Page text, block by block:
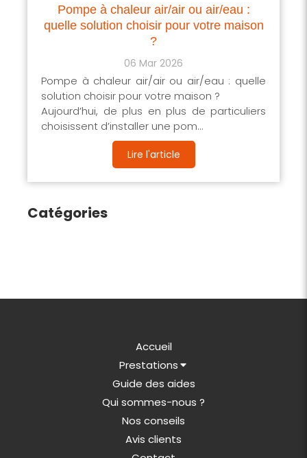
Pompe à chaleur air/air ou air/eau :
quelle solution choisir pour votre maison
?
06 Mar 2026
Pompe à chaleur air/air ou air/eau : quelle
solution choisir pour votre maison ?
Aujourd’hui, de plus en plus de particuliers
choisissent d’installer une pom...
Lire l'article
Catégories
Accueil
Prestations
Guide des aides
Qui sommes-nous ?
Nos conseils
Avis clients